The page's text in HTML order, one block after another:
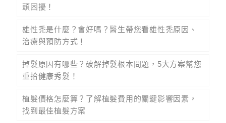
頭困擾！
雄性禿是什麼？會好嗎？醫生帶您看雄性禿原因、
治療與預防方式！
掉髮原因有哪些？破解掉髮根本問題，5大方案幫您
重拾健康秀髮！
植髮價格怎麼算？了解植髮費用的關鍵影響因素，
找到最佳植髮方案